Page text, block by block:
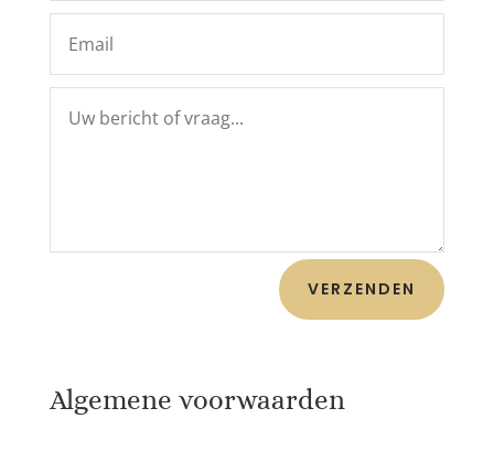
VERZENDEN
Algemene voorwaarden